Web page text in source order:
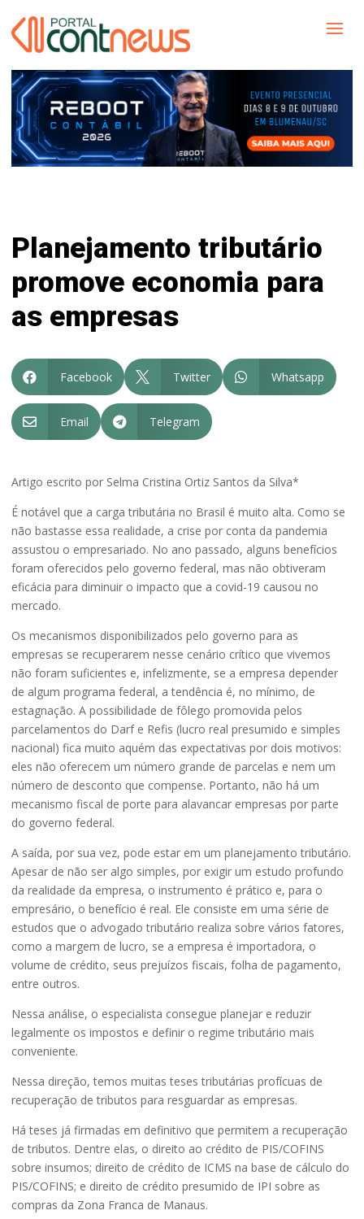
Planejamento tributário
promove economia para
as empresas
 Facebook  Twitter  Whatsapp
 Email  Telegram
Artigo escrito por Selma Cristina Ortiz Santos da Silva*
É notável que a carga tributária no Brasil é muito alta. Como se
não bastasse essa realidade, a crise por conta da pandemia
assustou o empresariado. No ano passado, alguns benefícios
foram oferecidos pelo governo federal, mas não obtiveram
eficácia para diminuir o impacto que a covid-19 causou no
mercado.
Os mecanismos disponibilizados pelo governo para as
empresas se recuperarem nesse cenário crítico que vivemos
não foram suficientes e, infelizmente, se a empresa depender
de algum programa federal, a tendência é, no mínimo, de
estagnação. A possibilidade de fôlego promovida pelos
parcelamentos do Darf e Refis (lucro real presumido e simples
nacional) fica muito aquém das expectativas por dois motivos:
eles não oferecem um número grande de parcelas e nem um
número de desconto que compense. Portanto, não há um
mecanismo fiscal de porte para alavancar empresas por parte
do governo federal.
A saída, por sua vez, pode estar em um planejamento tributário.
Apesar de não ser algo simples, por exigir um estudo profundo
da realidade da empresa, o instrumento é prático e, para o
empresário, o benefício é real. Ele consiste em uma série de
estudos que o advogado tributário realiza sobre vários fatores,
como a margem de lucro, se a empresa é importadora, o
volume de crédito, seus prejuízos fiscais, folha de pagamento,
entre outros.
Nessa análise, o especialista consegue planejar e reduzir
legalmente os impostos e definir o regime tributário mais
conveniente.
Nessa direção, temos muitas teses tributárias profícuas de
recuperação de tributos para resguardar as empresas.
Há teses já firmadas em definitivo que permitem a recuperação
de tributos. Dentre elas, o direito ao crédito de PIS/COFINS
sobre insumos; direito de crédito de ICMS na base de cálculo do
PIS/COFINS; e direito de crédito presumido de IPI sobre as
compras da Zona Franca de Manaus.